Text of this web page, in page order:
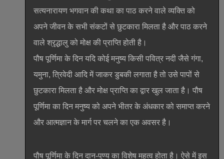
सत्यनारायण भगवान की कथा का पाठ करने वाले व्यक्ति को
अपने जीवन के सभी संकटों से छुटकारा मिलता है और पाठ करने
वाले श्रृद्धालु को मोक्ष की प्राप्ति होती है।
पौष पूर्णिमा के दिन यदि कोई मनुष्य किसी पवित्र नदी जैसे गंगा,
यमुना, त्रिवेदी आदि में जाकर डुबकी लगाता है तो उसे पापों से
छुटकारा मिलता है और मोक्ष प्राप्ति का द्वार खुल जाता है। पौष
पूर्णिमा का दिन मनुष्य को अपने भीतर के अंधकार को समाप्त करने
और आत्मज्ञान के मार्ग पर चलने का एक अवसर है।
पौष पूर्णिमा के दिन दान-पुण्य का विशेष महत्व होता है। ऐसे में इस